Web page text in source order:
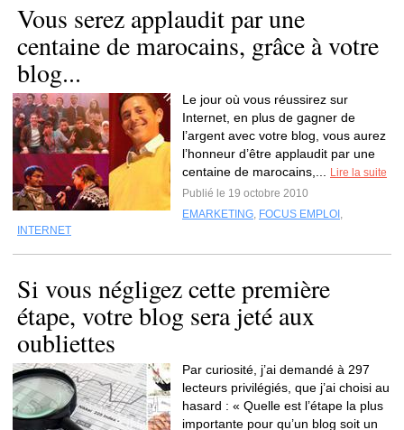
Vous serez applaudit par une
centaine de marocains, grâce à votre
blog...
Le jour où vous réussirez sur
Internet, en plus de gagner de
l’argent avec votre blog, vous aurez
l’honneur d’être applaudit par une
centaine de marocains,...
Lire la suite
Publié le 19 octobre 2010
EMARKETING, FOCUS EMPLOI ,
INTERNET
Si vous négligez cette première
étape, votre blog sera jeté aux
oubliettes
Par curiosité, j’ai demandé à 297
lecteurs privilégiés, que j’ai choisi au
hasard : « Quelle est l’étape la plus
importante pour qu’un blog soit un